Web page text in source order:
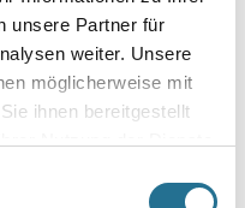
unsere Partner für
weiter. Unsere
möglicherweise mit
ihnen bereitgestellt